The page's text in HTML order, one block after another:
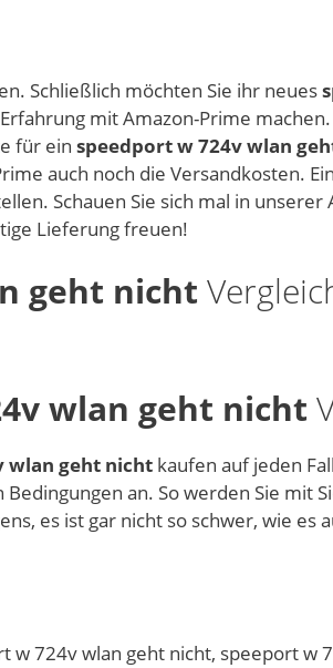
Schließlich möchten Sie ihr neues
mit Amazon-Prime
für ein speedport w 724v wlan
auch noch die Versandkosten.
Schauen Sie sich mal in
Lieferung freuen!
geht nicht
wlan geht nicht
wlan geht nicht kaufen auf jeden
an. So werden Sie mit
es ist gar nicht so schwer, wie es
w 724v wlan geht nicht, speedpor6 w 724v wlan geht nicht, speedport q 724v wlan geht nicht, speedport a 724v wlan geht nicht, speedport s 724v wlan geht nicht, speedport d 724v wlan geht nicht, speedport e 724v wlan geht nicht, speedport 1 724v wlan geht nicht, speedport 2 724v wlan geht nicht, speedport w y24v wlan geht nicht, speedport w u24v wlan geht nicht, speedport w i24v wlan geht nicht, speedport w 7q4v wlan geht nicht, speedport w 7w4v wlan geht nicht, speedport w 7e4v wlan geht nicht, speedport w 72ev wlan geht nicht, speedport w 72rv wlan geht nicht, speedport w 72tv wlan geht nicht, speedport w 724 wlan geht nicht, speedport w 724c wlan geht nicht, speedport w 724d wlan geht nicht, speedport w 724f wlan geht nicht, speedport w 724g wlan geht nicht, speedport w 724b wlan geht nicht, speedport w 724v qlan geht nicht, speedport w 724v alan geht nicht, speedport w 724v slan geht nicht, speedport w 724v dlan geht nicht, speedport w 724v elan geht nicht, speedport w 724v 1lan geht nicht, speedport w 724v 2lan geht nicht, speedport w 724v wpan geht nicht, speedport w 724v woan geht nicht, speedport w 724v wian geht nicht, speedport w 724v wkan geht nicht, speedport w 724v wman geht nicht, speedport w 724v wlqn geht nicht, speedport w 724v wlwn geht nicht, speedport w 724v wlzn geht nicht, speedport w 724v wlxn geht nicht, speedport w 724v wla geht nicht, speedport w 724v wlab geht nicht, speedport w 724v wlag geht nicht, speedport w 724v wlah geht nicht, speedport w 724v wlaj geht nicht, speedport w 724v wlam geht nicht, speedport w 724v wlan reht nicht, speedport w 724v wlan feht nicht, speedport w 724v wlan veht nicht, speedport w 724v wlan teht nicht, speedport w 724v wlan beht nicht, speedport w 724v wlan yeht nicht, speedport w 724v wlan heht nicht, speedport w 724v wlan neht nicht, speedport w 724v wlan gwht nicht, speedport w 724v wlan gsht nicht, speedport w 724v wlan gdht nicht, speedport w 724v wlan gfht nicht, speedport w 724v wlan grht nicht, speedport w 724v wlan g3ht nicht, speedport w 724v wlan g4ht nicht, speedport w 724v wlan gebt nicht, speedport w 724v wlan gegt nicht, speedport w 724v wlan gett nicht, speedport w 724v wlan geyt nicht, speedport w 724v wlan geut nicht,